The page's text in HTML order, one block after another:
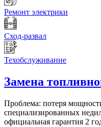
Ремонт электрики
Сход-развал
Техобслуживание
Замена
Проблема: потеря
специализированных
официальная гарантия 2